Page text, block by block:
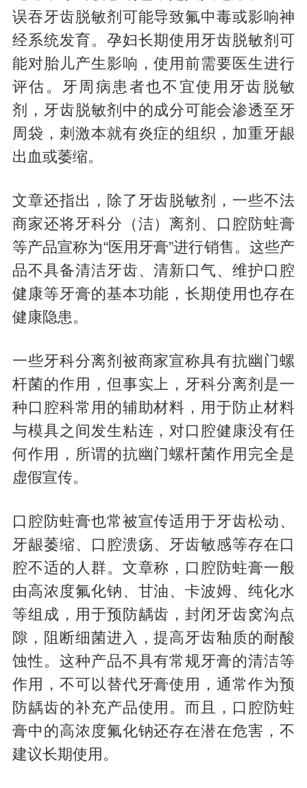
误吞牙齿脱敏剂可能导致氟中毒或影响神
经系统发育。孕妇长期使用牙齿脱敏剂可
能对胎儿产生影响，使用前需要医生进行
评估。牙周病患者也不宜使用牙齿脱敏
剂，牙齿脱敏剂中的成分可能会渗透至牙
周袋，刺激本就有炎症的组织，加重牙龈
出血或萎缩。
文章还指出，除了牙齿脱敏剂，一些不法
商家还将牙科分（洁）离剂、口腔防蛀膏
等产品宣称为“医用牙膏”进行销售。这些产
品不具备清洁牙齿、清新口气、维护口腔
健康等牙膏的基本功能，长期使用也存在
健康隐患。
一些牙科分离剂被商家宣称具有抗幽门螺
杆菌的作用，但事实上，牙科分离剂是一
种口腔科常用的辅助材料，用于防止材料
与模具之间发生粘连，对口腔健康没有任
何作用，所谓的抗幽门螺杆菌作用完全是
虚假宣传。
口腔防蛀膏也常被宣传适用于牙齿松动、
牙龈萎缩、口腔溃疡、牙齿敏感等存在口
腔不适的人群。文章称，口腔防蛀膏一般
由高浓度氟化钠、甘油、卡波姆、纯化水
等组成，用于预防龋齿，封闭牙齿窝沟点
隙，阻断细菌进入，提高牙齿釉质的耐酸
蚀性。这种产品不具有常规牙膏的清洁等
作用，不可以替代牙膏使用，通常作为预
防龋齿的补充产品使用。而且，口腔防蛀
膏中的高浓度氟化钠还存在潜在危害，不
建议长期使用。